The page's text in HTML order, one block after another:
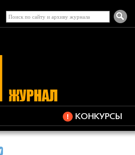
КОНКУРСЫ